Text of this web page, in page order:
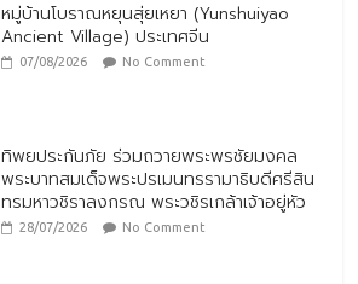
หมู่บ้านโบราณหยุนสุ่ยเหยา (Yunshuiyao
Ancient Village) ประเทศจีน
07/08/2026 No Comment
ทิพยประกันภัย ร่วมถวายพระพรชัยมงคล
พระบาทสมเด็จพระปรเมนทรรามาธิบดีศรีสิน
ทรมหาวชิราลงกรณ พระวชิรเกล้าเจ้าอยู่หัว
28/07/2026 No Comment